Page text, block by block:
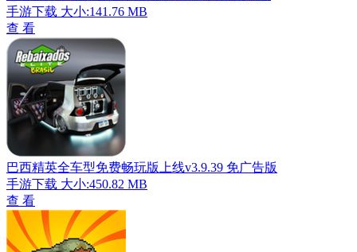
手游下载 大小:141.76 MB
查 看
巴西精英全车型免费畅玩版上线v3.9.39 免广告版
手游下载 大小:450.82 MB
查 看